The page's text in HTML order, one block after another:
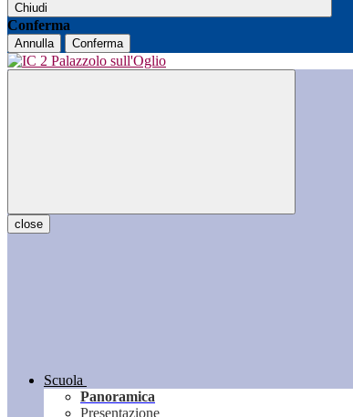
Chiudi
Conferma
Annulla Conferma
close
Scuola
Panoramica
Presentazione